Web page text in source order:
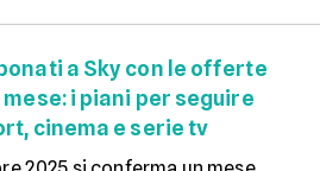
a Sky con le offerte
mese: i piani per seguire
cinema e serie tv